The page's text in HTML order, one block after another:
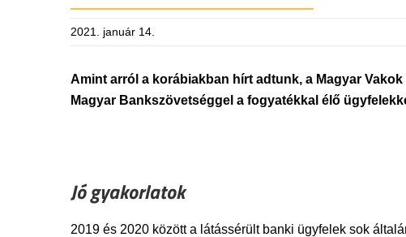
2021. január 14.
Amint arról a korábiakban hírt adtunk, a Magyar
Magyar Bankszövetséggel a fogyatékkal élő
Jó gyakorlatok
2019 és 2020 között a látássérült banki ügyfelek sok